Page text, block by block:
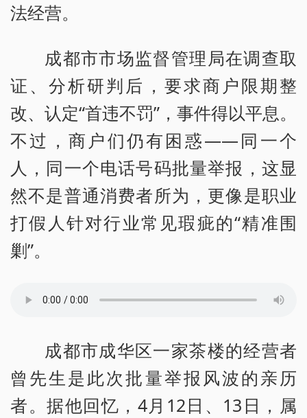
法经营。
成都市市场监督管理局在调查取
证、分析研判后，要求商户限期整
改、认定“首违不罚”，事件得以平息。
不过，商户们仍有困惑——同一个
人，同一个电话号码批量举报，这显
然不是普通消费者所为，更像是职业
打假人针对行业常见瑕疵的“精准围
剿”。
成都市成华区一家茶楼的经营者
曾先生是此次批量举报风波的亲历
者。据他回忆，4月12日、13日，属